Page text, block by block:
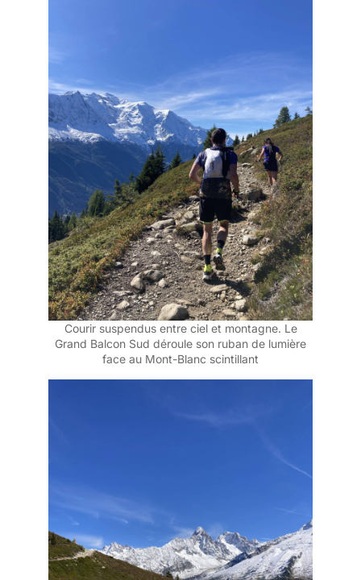
Courir suspendus entre ciel et montagne. Le
Grand Balcon Sud déroule son ruban de lumière
face au Mont-Blanc scintillant